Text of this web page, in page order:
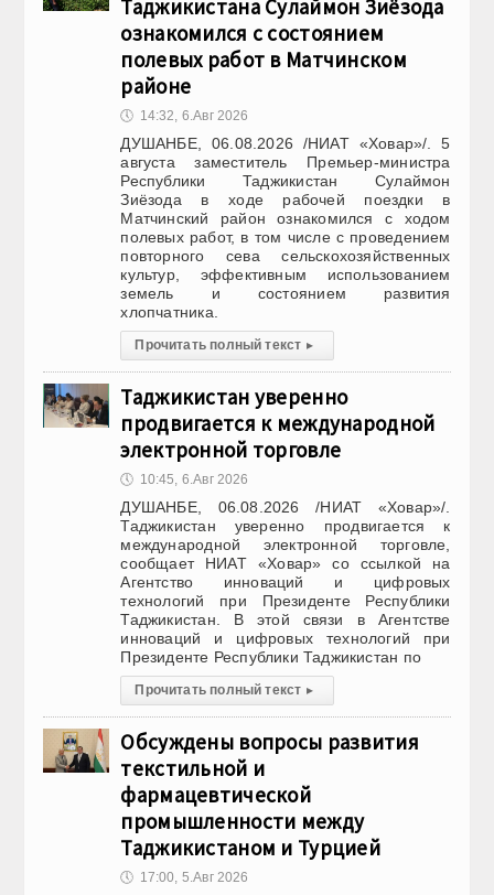
Таджикистана Сулаймон Зиёзода
ознакомился с состоянием
полевых работ в Матчинском
районе
🕔 14:32, 6.Авг 2026
ДУШАНБЕ, 06.08.2026 /НИАТ «Ховар»/. 5
августа заместитель Премьер-министра
Республики Таджикистан Сулаймон
Зиёзода в ходе рабочей поездки в
Матчинский район ознакомился с ходом
полевых работ, в том числе с проведением
повторного сева сельскохозяйственных
культур, эффективным использованием
земель и состоянием развития
хлопчатника.
Прочитать полный текст ▸
Таджикистан уверенно
продвигается к международной
электронной торговле
🕔 10:45, 6.Авг 2026
ДУШАНБЕ, 06.08.2026 /НИАТ «Ховар»/.
Таджикистан уверенно продвигается к
международной электронной торговле,
сообщает НИАТ «Ховар» со ссылкой на
Агентство инноваций и цифровых
технологий при Президенте Республики
Таджикистан. В этой связи в Агентстве
инноваций и цифровых технологий при
Президенте Республики Таджикистан по
Прочитать полный текст ▸
Обсуждены вопросы развития
текстильной и
фармацевтической
промышленности между
Таджикистаном и Турцией
🕔 17:00, 5.Авг 2026